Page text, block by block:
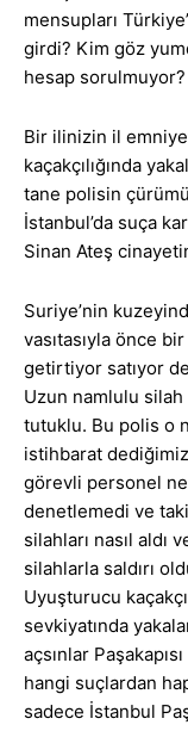
mensupları
girdi? Kim göz
hesap sorulmuyor?
Bir ilinizin il
kaçakçılığında
tane polisin
İstanbul’da suça
Sinan Ateş
Suriye’nin
vasıtasıyla önce
getirtiyor satıyor
Uzun namlulu
tutuklu. Bu polis o
istihbarat
görevli personel
denetlemedi ve
silahları nasıl aldı
silahlarla saldırı
Uyuşturucu
sevkiyatında
açsınlar
hangi suçlardan
sadece İstanbul